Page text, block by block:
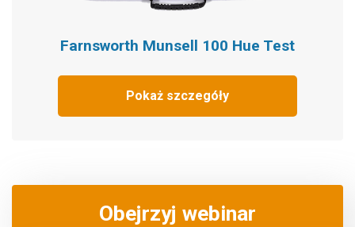
Farnsworth Munsell 100 Hue Test
Pokaż szczegóły
Obejrzyj webinar